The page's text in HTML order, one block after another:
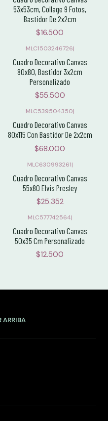
53x53cm, Collage 9 Fotos,
Bastidor De 2x2cm
$16.500
MLC1503246726|
Cuadro Decorativo Canvas
80x80, Bastidor 3x2cm
Personalizado
$55.500
MLC539504350|
Cuadro Decorativo Canvas
80x115 Con Bastidor De 2x2cm
$68.000
MLC630993261|
Cuadro Decorativo Canvas
55x80 Elvis Presley
$25.352
MLC577742564|
Cuadro Decorativo Canvas
50x35 Cm Personalizado
$12.500
ARRIBA